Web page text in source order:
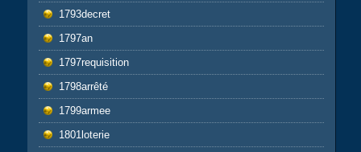
1793decret
1797an
1797requisition
1798arrêté
1799armee
1801loterie